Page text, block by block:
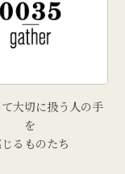
大切に扱う人の手
を
るものたち